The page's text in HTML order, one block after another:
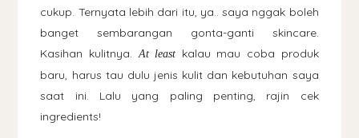
cukup. Ternyata lebih dari itu, ya.. saya nggak boleh
banget sembarangan gonta-ganti skincare.
Kasihan kulitnya.At least kalau mau coba produk
baru, harus tau dulu jenis kulit dan kebutuhan saya
saat ini. Lalu yang paling penting, rajin cek
ingredients!